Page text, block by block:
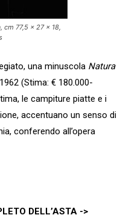
77,5 x 27 x 18,
una minuscola Natura
(Stima: € 180.000-
le campiture piatte e i
accentuano un senso di
conferendo all’opera
DELL’ASTA ->